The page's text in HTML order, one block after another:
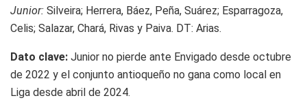
Junior: Silveira; Herrera, Báez, Peña, Suárez; Esparragoza,
Celis; Salazar, Chará, Rivas y Paiva. DT: Arias.
Dato clave: Junior no pierde ante Envigado desde octubre
de 2022 y el conjunto antioqueño no gana como local en
Liga desde abril de 2024.